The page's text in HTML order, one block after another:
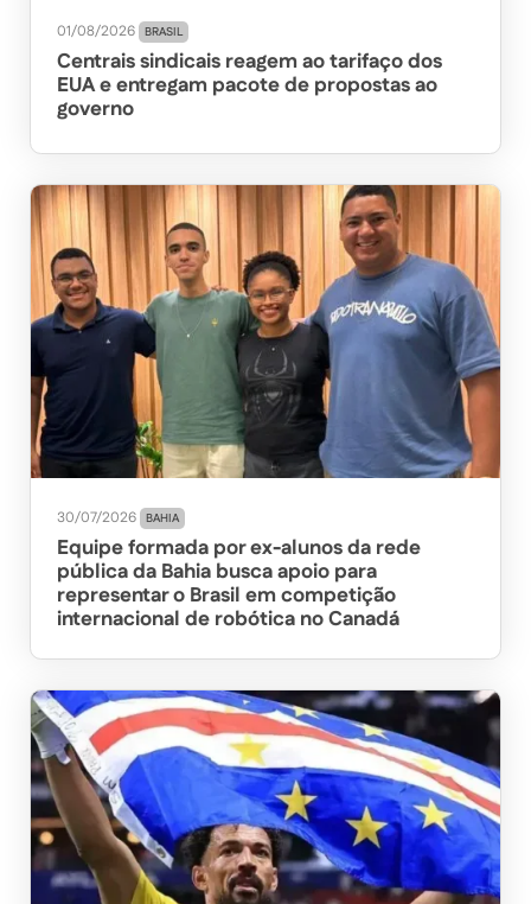
01/08/2026 BRASIL
Centrais sindicais reagem ao tarifaço dos
EUA e entregam pacote de propostas ao
governo
30/07/2026 BAHIA
Equipe formada por ex-alunos da rede
pública da Bahia busca apoio para
representar o Brasil em competição
internacional de robótica no Canadá